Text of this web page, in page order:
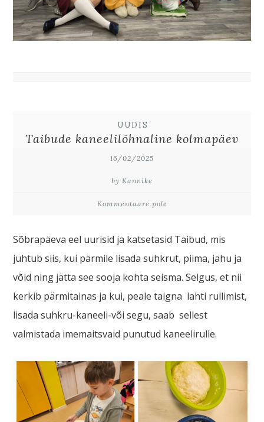
UUDIS
Taibude kaneelilõhnaline kolmapäev
16/02/2025
by Kannike
Kommentaare pole
Sõbrapäeva eel uurisid ja katsetasid Taibud, mis
juhtub siis, kui pärmile lisada suhkrut, piima, jahu ja
võid ning jätta see sooja kohta seisma. Selgus, et nii
kerkib pärmitainas ja kui, peale taigna lahti rullimist,
lisada suhkru-kaneeli-või segu, saab sellest
valmistada imemaitsvaid punutud kaneelirulle.